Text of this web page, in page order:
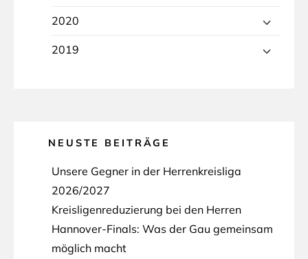
2020
2019
NEUSTE BEITRÄGE
Unsere Gegner in der Herrenkreisliga
2026/2027
Kreisligenreduzierung bei den Herren
Hannover-Finals: Was der Gau gemeinsam
möglich macht